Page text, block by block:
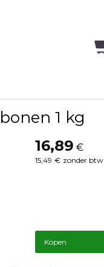
1 kg
16,89 €
15,49 € zonder btw
Kopen